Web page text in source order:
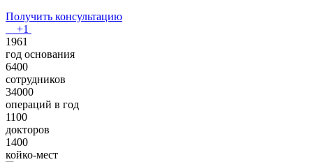
Получить консультацию
+1
1961
год основания
6400
сотрудников
34000
операций в год
1100
докторов
1400
койко-мест